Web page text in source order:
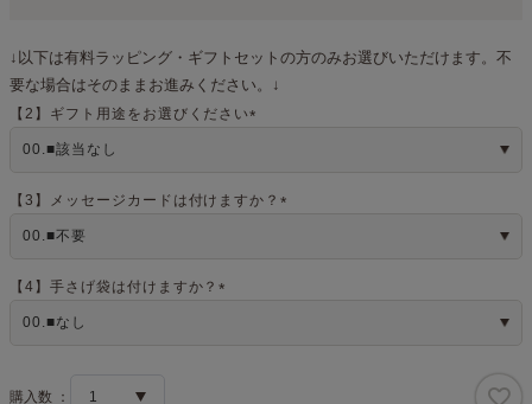
↓以下は有料ラッピング・ギフトセットの方のみお選びいただけます。不
要な場合はそのままお進みください。↓
【2】ギフト用途をお選びください
)
【3】メッセージカードは付けますか？
【4】手さげ袋は付けますか？